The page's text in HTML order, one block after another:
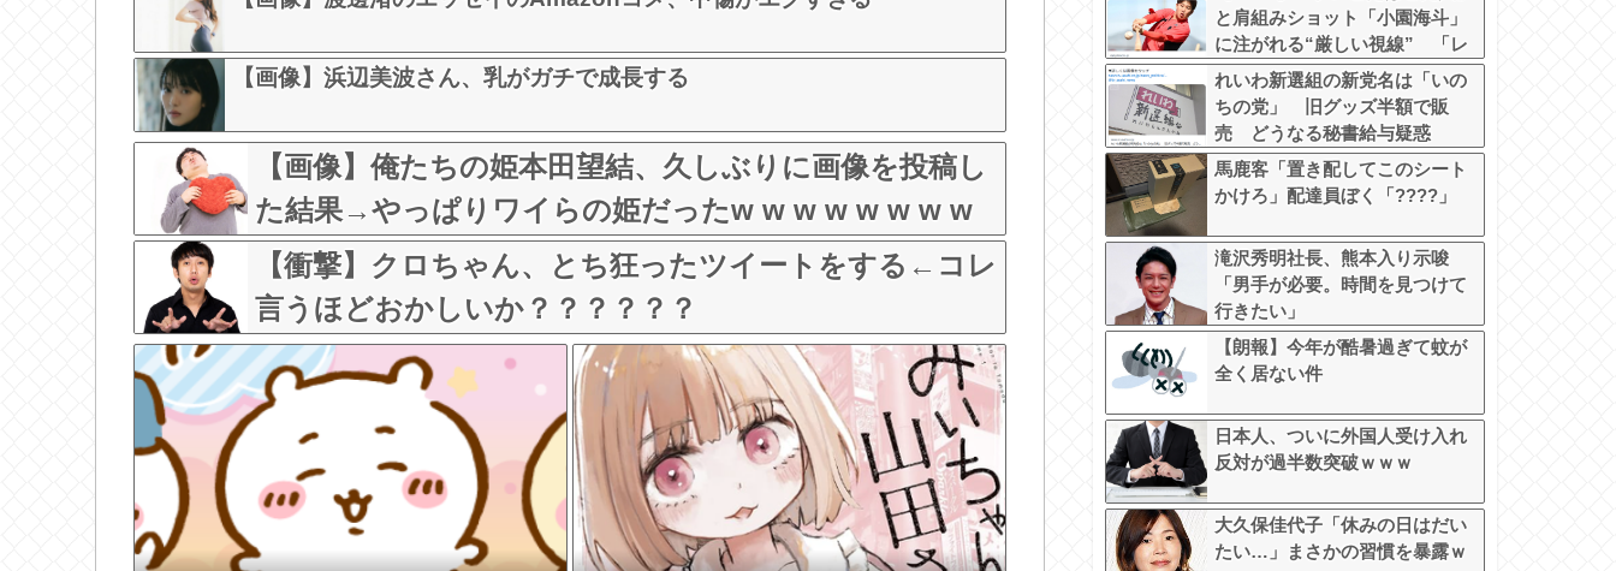
【画像】浜辺美波さん、乳がガチで成長する
【画像】俺たちの姫本田望結、久しぶりに画像を投稿し
た結果→やっぱりワイらの姫だったw w w w w w w w
w w
【衝撃】クロちゃん、とち狂ったツイートをする←コレ
言うほどおかしいか？？？？？？
と肩組みショット「小園海斗」
に注がれる“厳しい視線” 「レ
ギュラー剥奪も選択肢のひとつ
に」
れいわ新選組の新党名は「いの
ちの党」 旧グッズ半額で販
売 どうなる秘書給与疑惑
馬鹿客「置き配してこのシート
かけろ」配達員ぼく「????」
滝沢秀明社長、熊本入り示唆
「男手が必要。時間を見つけて
行きたい」
【朗報】今年が酷暑過ぎて蚊が
全く居ない件
日本人、ついに外国人受け入れ
反対が過半数突破ｗｗｗ
大久保佳代子「休みの日はだい
たい…」まさかの習慣を暴露ｗ